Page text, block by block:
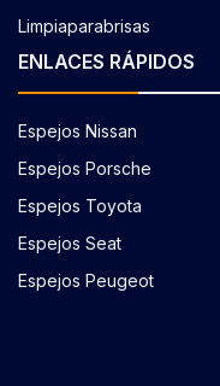
Limpiaparabrisas
ENLACES RÁPIDOS
Espejos Nissan
Espejos Porsche
Espejos Toyota
Espejos Seat
Espejos Peugeot